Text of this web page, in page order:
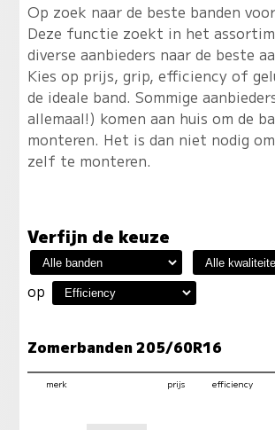
Op zoek naar de beste banden
Deze functie zoekt in het
diverse aanbieders naar de beste
Kies op prijs, grip, efficiency of
de ideale band. Sommige
allemaal!) komen aan huis om de
monteren. Het is dan niet nodig
zelf te monteren.
Verfijn de keuze
op
Zomerbanden 205/60R16
merk prijs efficiency